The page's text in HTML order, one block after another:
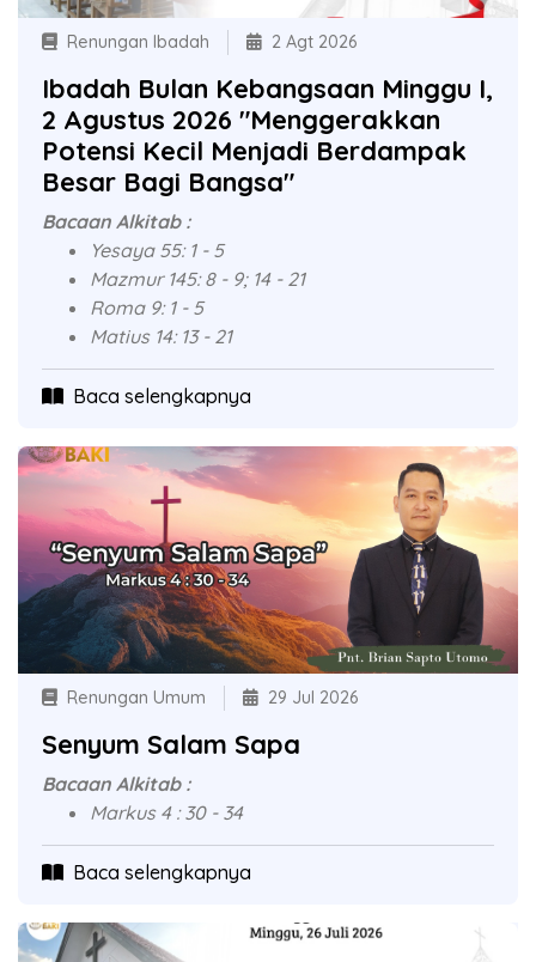
Renungan Ibadah 2 Agt 2026
Ibadah Bulan Kebangsaan Minggu I,
2 Agustus 2026 "Menggerakkan
Potensi Kecil Menjadi Berdampak
Besar Bagi Bangsa"
Bacaan Alkitab :
Yesaya 55: 1 - 5
Mazmur 145: 8 - 9; 14 - 21
Roma 9: 1 - 5
Matius 14: 13 - 21
Baca selengkapnya
Renungan Umum 29 Jul 2026
Senyum Salam Sapa
Bacaan Alkitab :
Markus 4 : 30 - 34
Baca selengkapnya